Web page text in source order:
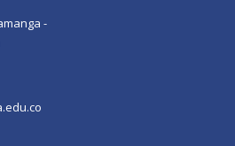
-